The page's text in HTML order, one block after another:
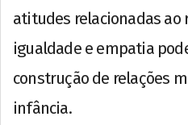
atitudes relacionadas ao
igualdade e empatia
construção de relações
infância.